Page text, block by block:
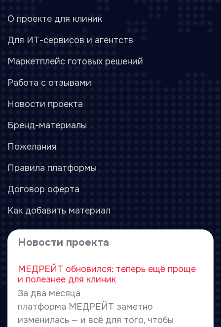
О проекте для клиник
Для ИТ-сервисов и агентств
Маркетплейс готовых решений
Работа с отзывами
Новости проекта
Бренд-материалы
Пожелания
Правила платформы
Договор оферта
Как добавить материал
Новости проекта
МЕДРЕЙТ обновился: теперь ещё проще
и полезнее для клиник
За два месяца
платформа МЕДРЕЙТ заметно
изменилась — и всё для того, чтобы